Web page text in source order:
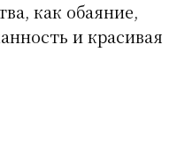
как обаяние,
и красивая